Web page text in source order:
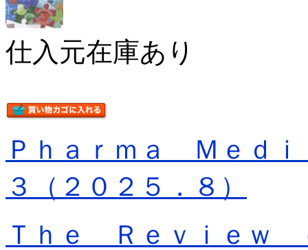
仕入元在庫あり
Ｐｈａｒｍａ Ｍｅｄ
３（２０２５．８）
Ｔｈｅ Ｒｅｖｉｅｗ